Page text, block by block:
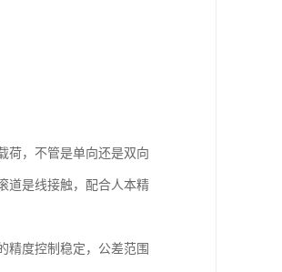
荷，不管是单向还是双向
道是线接触，配合人本精
精度控制稳定，公差范围